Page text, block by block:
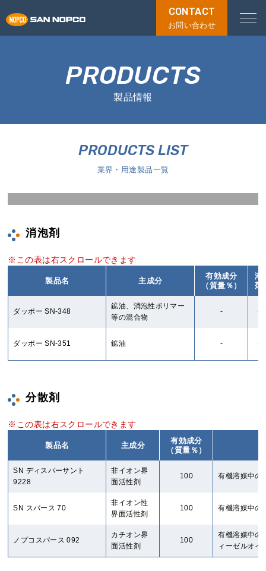
CONTACT
お問い合わせ
PRODUCTS
製品情報
PRODUCTS LIST
業界・用途製品一覧
消泡剤
製品名 主成分
有効成分
（質量％）
溶
剤
ダッポー SN-348
鉱油、消泡性ポリマー
等の混合物
- -
ダッポー SN-351 鉱油 - -
分散剤
製品名 主成分
有効成分
（質量％）
SN ディスパーサント
9228
非イオン界
面活性剤
100 有機溶媒中の
SN スパース 70
非イオン性
界面活性剤
100 有機溶媒中の
ノプコスパース 092
カチオン界
面活性剤
100
有機溶媒中の
ィーゼルオイ